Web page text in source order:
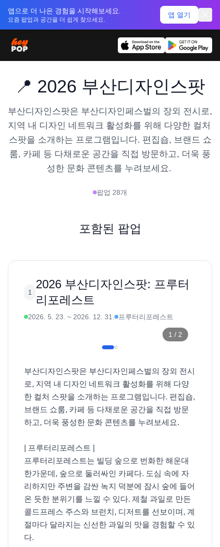
앱으로 더 나은 경험을 시작해보세요.
요즘 팝업과 공간을 더 쉽게 찾으세요.
앱 열기
📍 2026 부산디자인스팟
부산디자인스팟은 부산디자인페스벌의 장외 전시로,
지역 내 디자인 네트워크 활성화를 위해 다양한 컬처
스팟을 소개하는 프로그램입니다. 편집숍, 브랜드 쇼
룸, 카페 등 다채로운 공간을 직접 방문하고, 더욱 풍
성한 문화 콘텐츠를 누려보세요.
팝업 28개
포함된 팝업
1
2026 부산디자인스팟: 프루터
리포레스트
2026. 5. 23. ~ 2026. 12. 31. 프루터리포레스트
1 / 2
부산디자인스팟은 부산디자인페스벌의 장외 전시
로, 지역 내 디자인 네트워크 활성화를 위해 다양
한 컬처 스팟을 소개하는 프로그램입니다. 편집숍,
브랜드 쇼룸, 카페 등 다채로운 공간을 직접 방문
하고, 더욱 풍성한 문화 콘텐츠를 누려보세요.
| 프루터리포레스트 |
프루터리포레스트는 빌딩 숲으로 번화한 해운대
한가운데, 숲으로 둘러싸인 카페다. 도심 속에 자
리하지만 주변을 감싼 녹지 덕분에 잠시 숲에 들어
온 듯한 분위기를 느낄 수 있다. 제철 과일로 만든
콜드프레스 주스와 브런치, 디저트를 선보이며, 계
절마다 달라지는 신선한 과일의 맛을 경험할 수 있
다.